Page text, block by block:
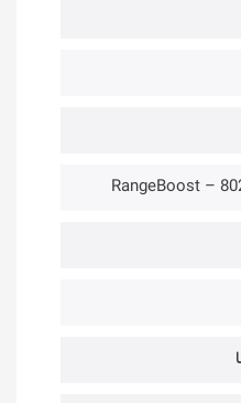
RangeBoost –